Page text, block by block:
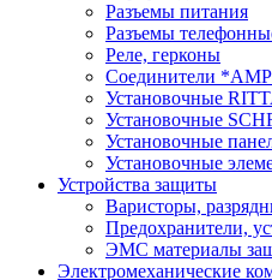
Разъемы питания
Разъемы
Реле, герконы
Соединители
Установочные
Установочные
Установочные
Установочные
Устройства защиты
Варисторы,
Предохранители,
ЭМС материалы
Электромеханические